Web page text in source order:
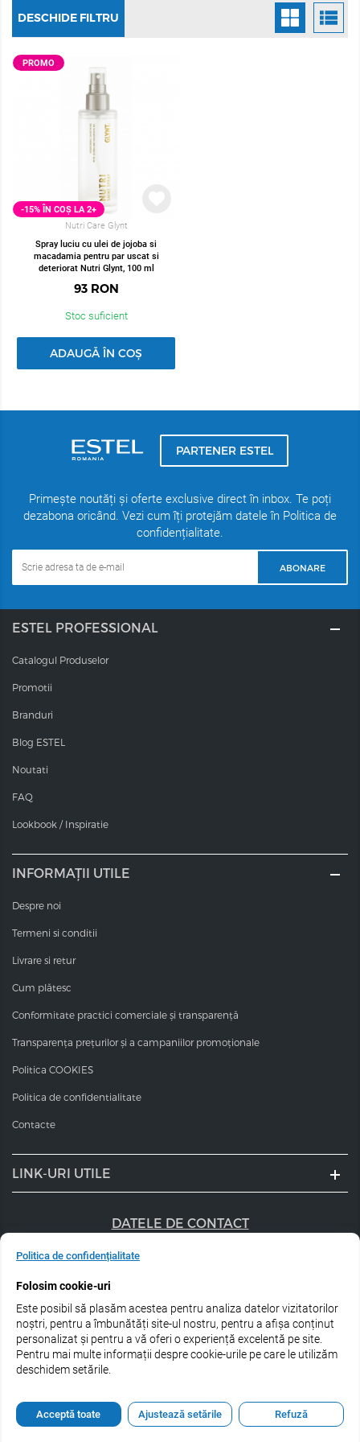
PRIMA BLONDE
nuantatoare pentru nuante reci
123 RON
În stock
ADAUGĂ ÎN COȘ
STYLING GLYNT
91 RON
În stock
PROMO
Indiferent că ai părul creţ şi te confrunţi cu firele rebele sau ai părul
drept şi electricitatea statică îţi da bătăi de cap, un spray de
strălucire pentru păr te va ajută să îţi netezești podoabă capilară.
Acest luciu pentru păr este un produs foarte întrebat în ultimii ani,
tratează părul. Aceste elemente active conferă părului un aspect
mătăsos și un luciu extraordinar. Alintați-vă din plin părul cu
produse de calitate!
DESCHIDE FILTRU
-15% ÎN COȘ LA 2+
Nutri Care Glynt
Spray luciu cu ulei de jojoba si
macadamia pentru par uscat si
deteriorat Nutri Glynt, 100 ml
93 RON
PROMO
Stoc suficient
ADAUGĂ ÎN COȘ
PARTENER ESTEL
Primește noutăți și oferte exclusive direct în inbox. Te poți
dezabona oricând. Vezi cum îți protejăm datele în Politica de
confidențialitate.
ABONARE
ESTEL PROFESSIONAL
Catalogul Produselor
Promotii
Branduri
Blog ESTEL
Noutati
FAQ
Lookbook / Inspiratie
INFORMAȚII UTILE
Despre noi
Termeni si conditii
Livrare si retur
Cum plătesc
Conformitate practici comerciale și transparență
Transparența prețurilor și a campaniilor promoționale
Politica COOKIES
Politica de confidentialitate
Contacte
LINK-URI UTILE
DATELE DE CONTACT
+40 747 056 359
Urmărește-ne pe rețele de socializare:
© 2026 Estel Professional Romania
Politica de confidențialitate
Folosim cookie-uri
Este posibil să plasăm acestea pentru analiza datelor vizitatorilor
noștri, pentru a îmbunătăți site-ul nostru, pentru a afișa conținut
personalizat și pentru a vă oferi o experiență excelentă pe site.
Pentru mai multe informații despre cookie-urile pe care le utilizăm
deschidem setările.
Acceptă toate Ajustează setările Refuză